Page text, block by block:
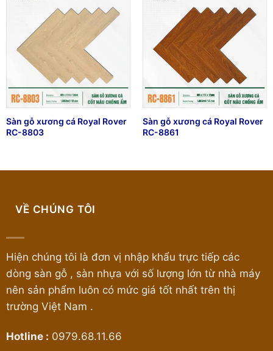
Sàn gỗ xương cá Royal Rover
RC-8803
Sàn gỗ xương cá Royal Rover
RC-8861
VỀ CHÚNG TÔI
Hiện chúng tôi là đơn vị nhập khẩu trực tiếp các
dòng sàn gỗ , sàn nhựa với số lượng lớn từ nhà máy
nên sản phẩm luôn có mức giá tốt nhất trên thị
trường Việt Nam .
Hotline : 0979.68.11.66